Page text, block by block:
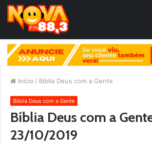
Início / Bíblia Deus com a Gente
Bíblia Deus com a Gente
Bíblia Deus com a
23/10/2019